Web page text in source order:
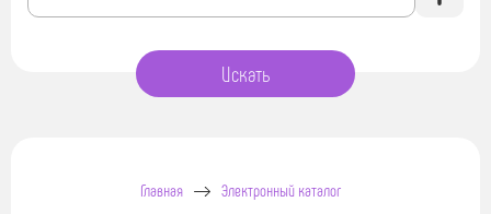
Главная Электронный каталог